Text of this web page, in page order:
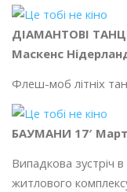
ДІАМАНТОВІ
Маскенс
Флеш-моб літніх
БАУМАНИ 17′
Випадкова зустріч
житлового